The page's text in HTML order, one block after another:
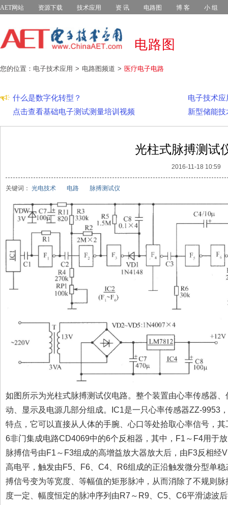
AET网站 资源下载 技术应用 资 讯 电路图 博 客 小 组
电路图
您的位置：电子技术应用 电路图频道 医疗电子电路
什么是数字化转型？
电子技术
点击查看基础电子测试测量培训视频
新型储能技
光柱式脉搏测试
2016-11-18 10:59
关键词： 光电技术 电路 脉搏测试仪
如图所示为光柱式脉搏测试仪电路。整个装置由心率传感器
动、显示及电源几部分组成。IC1是一只心率传感器ZZ-9953
特点，它可以直接从人体的手腕、心口等处拾取心率信号，
6非门集成电路CD4069中的6个反相器，其中，F1～F4用于
脉搏信号由F1～F3组成的高增益放大器放大后，由F3反相经
高电平，触发由F5、F6、C4、R6组成的正沿触发微分型单
搏信号变为等宽度、等幅值的矩形脉冲，从而消除了不规则
度一定、幅度恒定的脉冲序列由R7～R9、C5、C6平滑滤波